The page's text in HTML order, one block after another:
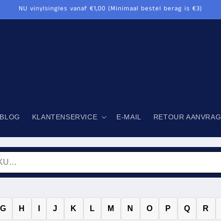
NU vinylsingles vanaf €1,00 (Minimaal bestel berag is €3)
BLOG KLANTENSERVICE E-MAIL RETOUR
G H J K L M N O P Q R